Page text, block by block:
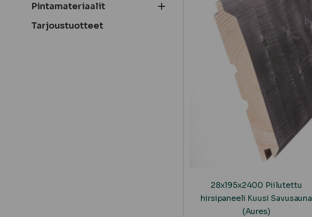
Pintamateriaalit
Tarjoustuotteet
28x195x2400 Piilutettu
hirsipaneeli Kuusi Savusauna
(Aures)